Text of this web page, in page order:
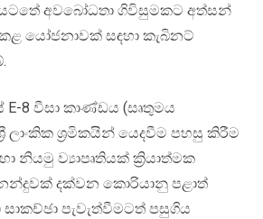
අවබෝධතා ගිවිසුමකට අත්සන්
කළ යෝජනාවක් සඳහා කැබිනට්
8 වීසා කාණ්ඩය (සෘතුමය
ලාංකික ශ්‍රමිකයින් යෙදවීම පහසු කිරීම
නියමු ව්‍යාපෘතියක් ක්‍රියාත්මක
දක්වන කොරියානු පළාත්
පැවැත්වීමටත් පසුගිය